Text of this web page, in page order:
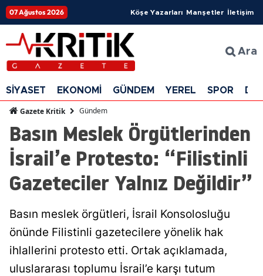
07 Ağustos 2026 Köşe Yazarları Manşetler İletişim
Ara
SİYASET EKONOMİ GÜNDEM YEREL SPOR
Gazete Kritik Gündem
Basın Meslek Örgütlerinden
İsrail’e Protesto: “Filistinli
Gazeteciler Yalnız Değildir”
Basın meslek örgütleri, İsrail Konsolosluğu
önünde Filistinli gazetecilere yönelik hak
ihlallerini protesto etti. Ortak açıklamada,
uluslararası toplumu İsrail’e karşı tutum